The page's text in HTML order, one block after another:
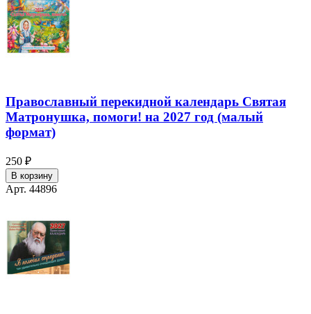
Православный перекидной календарь Святая
Матронушка, помоги! на 2027 год (малый
формат)
250 ₽
В корзину
Арт. 44896